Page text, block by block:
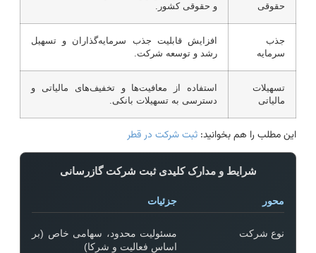
حقوقی
و حقوقی کشور.
جذب
سرمایه
افزایش قابلیت جذب سرمایه‌گذاران و تسهیل
رشد و توسعه شرکت.
تسهیلات
مالیاتی
استفاده از معافیت‌ها و تخفیف‌های مالیاتی و
دسترسی به تسهیلات بانکی.
این مطلب را هم بخوانید: ثبت شرکت در قطر
شرایط و مدارک کلیدی ثبت شرکت گازرسانی
محور جزئیات
نوع شرکت
مسئولیت محدود، سهامی خاص (بر
اساس فعالیت و شرکا)